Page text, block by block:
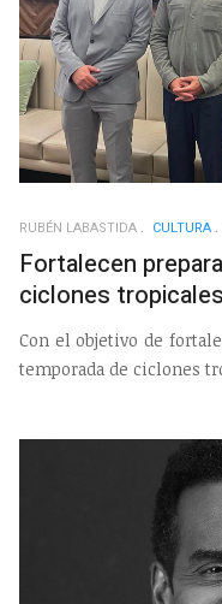
RUBÉN LABASTIDA CULTURA
Fortalecen
ciclones
Con el objetivo de
temporada de ciclones